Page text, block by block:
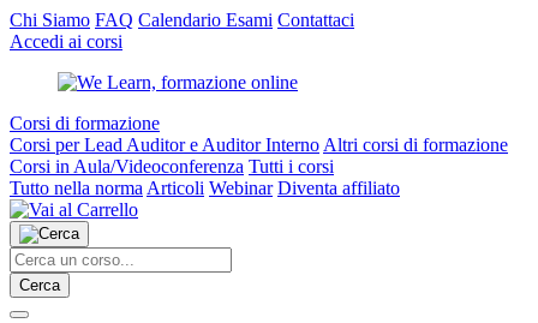
Chi Siamo FAQ Calendario Esami Contattaci
Accedi ai corsi
Corsi di formazione
Corsi per Lead Auditor e Auditor Interno Altri corsi di formazione
Corsi in Aula/Videoconferenza Tutti i corsi
Tutto nella norma Articoli Webinar Diventa affiliato
Cerca